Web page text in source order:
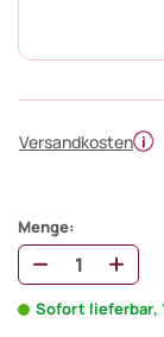
Versandkosten
Menge:
Sofort lieferbar,